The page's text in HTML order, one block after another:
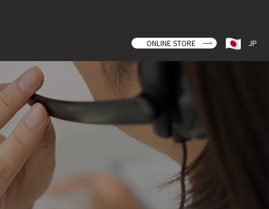
ONLINE STORE JP